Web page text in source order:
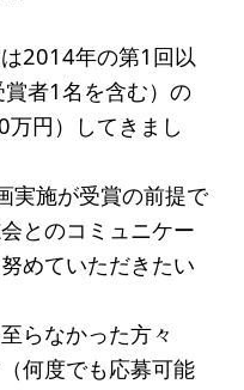
2014年の第1回以
者1名を含む）の
円）してきまし
実施が受賞の前提で
とのコミュニケー
めていただきたい
らなかった方々
何度でも応募可能